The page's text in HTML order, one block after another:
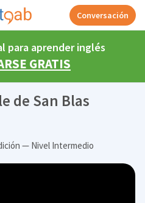
Conversación
para aprender inglés
GRATIS
de San Blas
— Nivel Intermedio